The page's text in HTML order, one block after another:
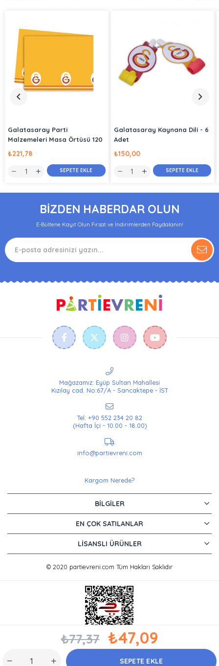
₺77,37 ₺47,09
Galatasaray Parti
Malzemeleri Masa Örtüsü 120
₺221,78
SEPETE EKLE
Galatasaray Kaynana Dili - 6
Adet
₺150,00
SEPETE EKLE
BİZDEN HABERDAR OLUN
E-Bültene Kayıt Olun Fırsat ve İndirimlerden Faydalanın!
Mağazamız: Eyüp Sultan Mahallesi
Kızılay cad. No:67/A - Sancaktepe - İST
Tel: +90 552 234 20 82
(Hafta İçi - 10.00 - 18.00)
info@partievreni.com
Kargom Nerede?
BILGILER
EN ÇOK SATILANLAR
LISANSLI ÜRÜNLER
© 2020 partievreni.com Tüm Hakları Saklıdır